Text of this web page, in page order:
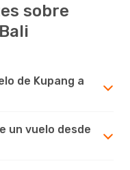
sobre
de Kupang a
un vuelo desde